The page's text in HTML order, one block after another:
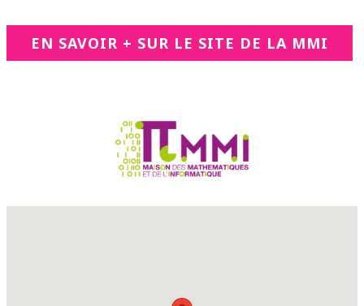
EN SAVOIR + SUR LE SITE DE LA MMI